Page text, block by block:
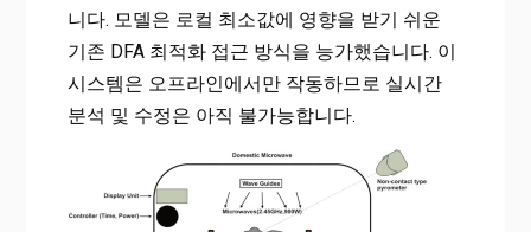
니다. 모델은 로컬 최소값에 영향을 받기 쉬운
기존 DFA 최적화 접근 방식을 능가했습니다. 이
시스템은 오프라인에서만 작동하므로 실시간
분석 및 수정은 아직 불가능합니다.